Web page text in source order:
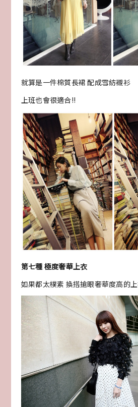
就算是一件棉質長裙 配成雪紡襯衫
上班也會很適合!!
第七種 極度奢華上衣
如果都太樸素 換搭搶眼奢華度高的